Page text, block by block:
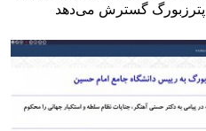
گسترش می‌دهد